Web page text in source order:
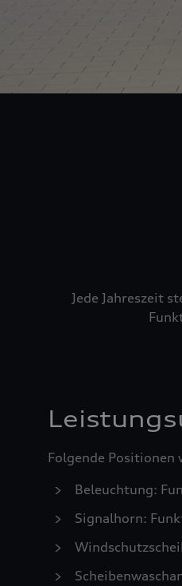
Jede Jahreszeit
Folgende Positionen
Beleuchtung:
Signalhorn: